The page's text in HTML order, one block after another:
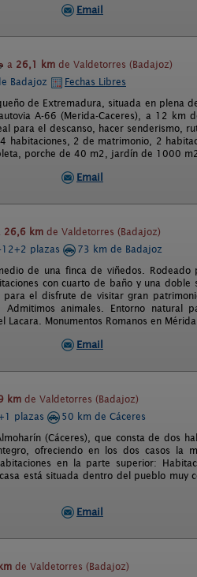
Email
a 26,1 km de Valdetorres (Badajoz)
Badajoz
Fechas Libres
de Extremadura, situada en plena
A-66 (Merida-Caceres), a 12 km
para el descanso, hacer senderismo,
2 de matrimonio, 2
porche de 40 m2, jardín de 1000
Email
26,6 km de Valdetorres (Badajoz)
12+2 plazas
73 km de Badajoz
de una finca de viñedos.
con cuarto de baño y una
el disfrute de visitar gran
Admitimos animales. Entorno natural
Monumentos Romanos en
Email
km de Valdetorres (Badajoz)
plazas
50 km de Cáceres
(Cáceres), que consta de dos
ofreciendo en los dos casos la
en la parte superior:
está situada dentro del pueblo muy
Email
de Valdetorres (Badajoz)